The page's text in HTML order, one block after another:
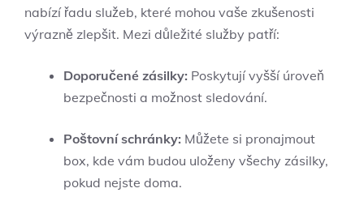
nabízí řadu služeb, které mohou vaše zkušenosti
výrazně zlepšit. Mezi důležité služby patří:
Doporučené zásilky: Poskytují vyšší úroveň
bezpečnosti a možnost sledování.
Poštovní schránky: Můžete si pronajmout
box, kde vám budou uloženy všechy zásilky,
pokud nejste doma.